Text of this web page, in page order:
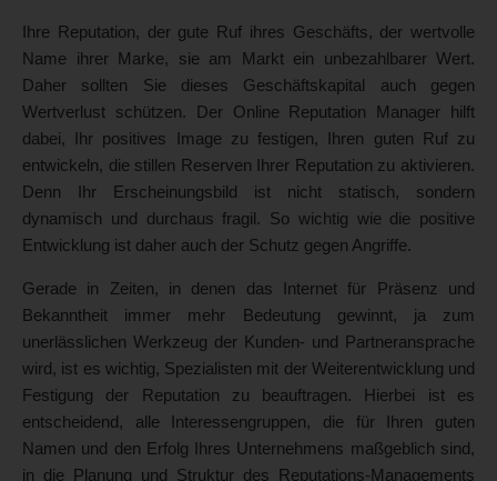
Ihre Reputation, der gute Ruf ihres Geschäfts, der wertvolle
Name ihrer Marke, sie am Markt ein unbezahlbarer Wert.
Daher sollten Sie dieses Geschäftskapital auch gegen
Wertverlust schützen. Der Online Reputation Manager hilft
dabei, Ihr positives Image zu festigen, Ihren guten Ruf zu
entwickeln, die stillen Reserven Ihrer Reputation zu aktivieren.
Denn Ihr Erscheinungsbild ist nicht statisch, sondern
dynamisch und durchaus fragil. So wichtig wie die positive
Entwicklung ist daher auch der Schutz gegen Angriffe.
Gerade in Zeiten, in denen das Internet für Präsenz und
Bekanntheit immer mehr Bedeutung gewinnt, ja zum
unerlässlichen Werkzeug der Kunden- und Partneransprache
wird, ist es wichtig, Spezialisten mit der Weiterentwicklung und
Festigung der Reputation zu beauftragen. Hierbei ist es
entscheidend, alle Interessengruppen, die für Ihren guten
Namen und den Erfolg Ihres Unternehmens maßgeblich sind,
in die Planung und Struktur des Reputations-Managements